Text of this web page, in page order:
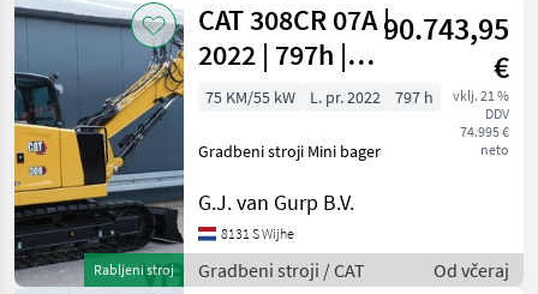
Rabljeni stroj
CAT 308CR 07A |
2022 | 797h |
Verstelgiek | A/C
90.743,95
€
vklj. 21 %
DDV
74.995 €
neto
75 KM/55 kW L. pr. 2022 797 h
Gradbeni stroji Mini bager
G.J. van Gurp B.V.
8131 S Wijhe
Gradbeni stroji / CAT Od včeraj